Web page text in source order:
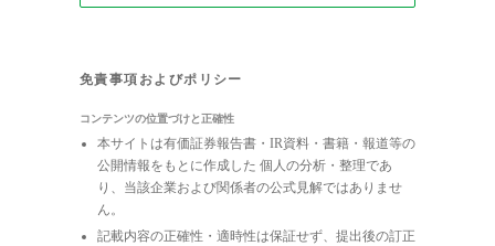
免責事項およびポリシー
コンテンツの位置づけと正確性
本サイトは有価証券報告書・IR資料・書籍・報道等の
公開情報をもとに作成した 個人の分析・整理であ
り、当該企業および関係者の公式見解ではありませ
ん。
記載内容の正確性・適時性は保証せず、提出後の訂正